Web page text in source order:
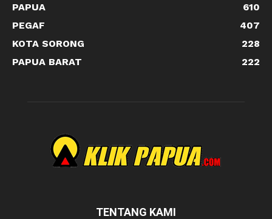
PAPUA
610
PEGAF
407
KOTA SORONG
228
PAPUA BARAT
222
TENTANG KAMI